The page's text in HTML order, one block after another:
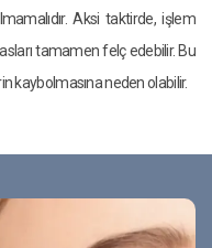
Aksi taktirde, işlem
tamamen felç edebilir. Bu
kaybolmasına neden olabilir.